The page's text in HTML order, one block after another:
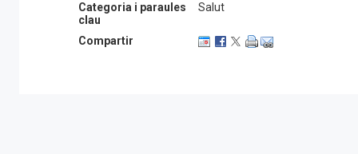
Categoria i paraules
clau
Salut
Compartir